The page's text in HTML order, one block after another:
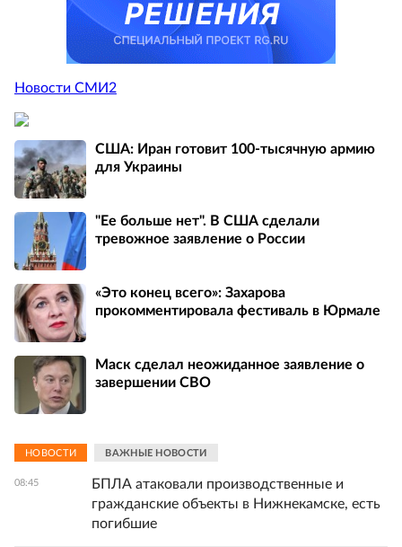
Новости СМИ2
США: Иран готовит 100-тысячную армию
для Украины
"Ее больше нет". В США сделали
тревожное заявление о России
«Это конец всего»: Захарова
прокомментировала фестиваль в Юрмале
Маск сделал неожиданное заявление о
завершении СВО
НОВОСТИ ВАЖНЫЕ НОВОСТИ
08:45
БПЛА атаковали производственные и
гражданские объекты в Нижнекамске, есть
погибшие